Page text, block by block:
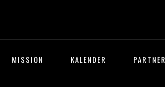
MISSION KALENDER PARTNER